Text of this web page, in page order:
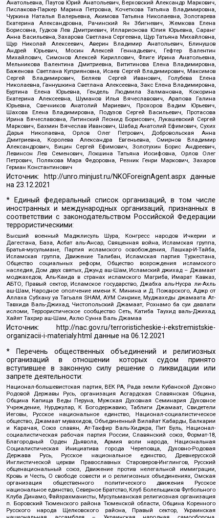
Анатольевна, Паутов Юрий Анатольевич, Верховский Александр Маркович,
Пислакова-Паркер Марина Петровна, Кочеткова Татьяна Владимировна,
Чуркина Наталья Валерьевна, Акимова Татьяна Николаевна, Золотарева
Екатерина Александровна, Рачинский Ян Збигневич, Жемкова Елена
Борисовна, Гудков Лев Дмитриевич, Илларионова Юлия Юрьевна, Саранг
Анна Васильевна, Захарова Светлана Сергеевна, Щур Татьяна Михайловна,
Щур Николай Алексеевич, Аверин Владимир Анатольевич, Блинушов
Андрей Юрьевич, Мосин Алексей Геннадьевич, Гефтер Валентин
Михайлович, Симонов Алексей Кириллович, Флиге Ирина Анатольевна,
Мельникова Валентина Дмитриевна, Вититинова Елена Владимировна,
Баженова Светлана Куприяновна, Исаев Сергей Владимирович, Максимов
Сергей Владимирович, Беляев Сергей Иванович, Голубева Елена
Николаевна, Ганнушкина Светлана Алексеевна, Закс Елена Владимировна,
Буртина Елена Юрьевна, Гендель Людмила Залмановна, Кокорина
Екатерина Алексеевна, Шуманов Илья Вячеславович, Арапова Галина
Юрьевна, Свечников Анатолий Мариевич, Прохоров Вадим Юрьевич,
Шахова Елена Владимировна, Подузов Сергей Васильевич, Протасова
Ирина Вячеславовна, Литинский Леонид Борисович, Лукашевский Сергей
Маркович, Бахмин Вячеслав Иванович, Шабад Анатолий Ефимович, Сухих
Дарья Николаевна, Орлов Олег Петрович, Добровольская Анна
Дмитриевна, Королева Александра Евгеньевна, Смирнов Владимир
Александрович, Вицин Сергей Ефимович, Золотухин Борис Андреевич,
Левинсон Лев Семенович, Локшина Татьяна Иосифовна, Орлов Олег
Петрович, Полякова Мара Федоровна, Резник Генри Маркович, Захаров
Герман Константинович
Источник: http://unro.minjust.ru/NKOForeignAgent.aspxданные
на23.12.2021
* Единый федеральный список организаций, в том числе
иностранных и международных организаций, признанных в
соответствии с законодательством Российской Федерации
террористическими:
Высший военный Маджлисуль Шура, Конгресс народов Ичкерии и
Дагестана, База, Асбат аль-Ансар, Священная война, Исламская группа,
Братья-мусульмане, Партия исламского освобождения, Лашкар-И-Тайба,
Исламская группа, Движение Талибан, Исламская партия Туркестана,
Общество социальных реформ, Общество возрождения исламского
наследия, Дом двух святых, Джунд аш-Шам, Исламский джихад – Джамаат
моджахедов, Аль-Каида в странах исламского Магриба, Имарат Кавказ,
АБТО, Правый сектор, Исламское государство, Джабха аль-Нусра ли-Ахль
аш-Шам, Народное ополчение имени К. Минина и Д. Пожарского, Аджр от
Аллаха Субхану уа Тагьаля SHAM, АУМ Синрике, Муджахеды джамаата Ат-
Тавхида Валь-Джихад, Чистопольский Джамаат, Рохнамо ба суи давлати
исломи, Террористическое сообщество Сеть, Катиба Таухид валь-Джихад,
Хайят Тахрир аш-Шам, Ахлю Сунна Валь Джамаа
Источник:
http://nac.gov.ru/terroristicheskie-i-ekstremistskie-
organizacii-i-materialy.html данные на06.12.2021
* Перечень общественных объединений и религиозных
организаций в отношении которых судом принято
вступившее в законную силу решение о ликвидации или
запрете деятельности:
Национал-большевистская партия, ВЕК РА, Рада земли Кубанской Духовно
Родовой Державы Русь, организация Асгардская Славянская Община,
Община Капища Веды Перуна, Мужская Духовная Семинария Духовное
Учреждение, Нурджулар, К Богодержавию, Таблиги Джамаат, Свидетели
Иеговы, Русское национальное единство, Национал-социалистическое
общество, Джамаат мувахидов, Объединенный Вилайат Кабарды, Балкарии
и Карачая, Союз славян, Ат-Такфир Валь-Хиджра, Пит Буль, Национал-
социалистическая рабочая партия России, Славянский союз, Формат-18,
Благородный Орден Дьявола, Армия воли народа, Национальная
Социалистическая Инициатива города Череповца, Духовно-Родовая
Держава Русь, Русское национальное единство, Древнерусской
Инглистической церкви Православных Староверов-Инглингов, Русский
общенациональный союз, Движение против нелегальной иммиграции,
Кровь и Честь, О свободе совести и о религиозных объединениях, Омская
организация общественного политического движения Русское
национальное единство, Северное Братство, Клуб Болельщиков Футбольного
Клуба Динамо, Файзрахманисты, Мусульманская религиозная организация
п. Боровский Тюменского района Тюменской области, Община Коренного
Русского народа Щелковского района, Правый сектор, Украинская